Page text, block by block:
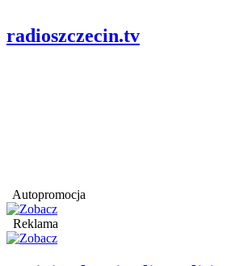
radioszczecin.tv
Autopromocja
Reklama